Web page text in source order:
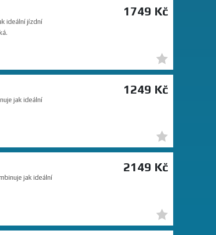
1749 Kč
ideální jízdní
1249 Kč
jak ideální
2149 Kč
jak ideální